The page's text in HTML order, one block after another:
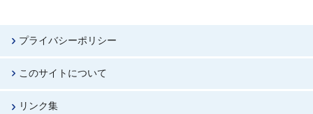
プライバシーポリシー
このサイトについて
リンク集